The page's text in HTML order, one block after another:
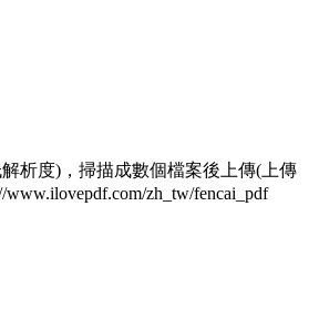
析度)，掃描成數個檔案後上傳(上傳
zh_tw/fencai_pdf